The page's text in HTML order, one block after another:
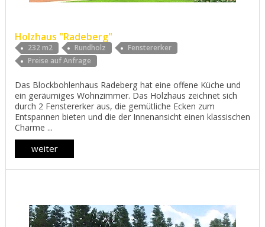
Holzhaus "Radeberg"
232 m2 Rundholz
Fenstererker
Preise auf Anfrage
Das Blockbohlenhaus Radeberg hat eine offene Küche und
ein geräumiges Wohnzimmer. Das Holzhaus zeichnet sich
durch 2 Fenstererker aus, die gemütliche Ecken zum
Entspannen bieten und die der Innenansicht einen klassischen
Charme ...
weiter